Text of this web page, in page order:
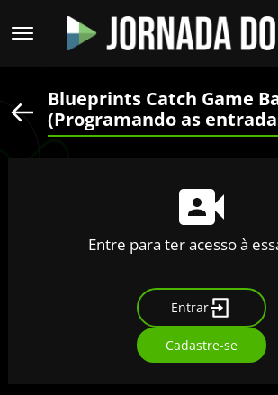
Blueprints Catch Game
(Programando as
Entre para ter acesso à
Entrar
Cadastre-se